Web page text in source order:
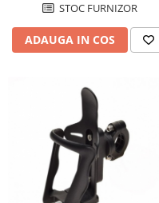
STOC FURNIZOR
ADAUGA IN COS